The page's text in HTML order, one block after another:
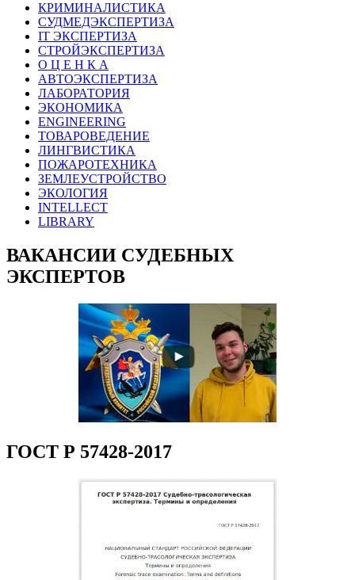
КРИМИНАЛИСТИКА
СУДМЕДЭКСПЕРТИЗА
IT ЭКСПЕРТИЗА
СТРОЙЭКСПЕРТИЗА
О Ц Е Н К А
АВТОЭКСПЕРТИЗА
ЛАБОРАТОРИЯ
ЭКОНОМИКА
ENGINEERING
ТОВАРОВЕДЕНИЕ
ЛИНГВИСТИКА
ПОЖАРОТЕХНИКА
ЗЕМЛЕУСТРОЙСТВО
ЭКОЛОГИЯ
INTELLECT
LIBRARY
ВАКАНСИИ СУДЕБНЫХ
ЭКСПЕРТОВ
ГОСТ Р 57428-2017